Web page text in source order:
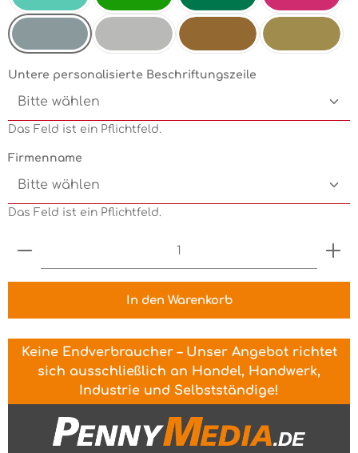
Mint Electricgreen Grün Pink
Untere personalisierte Beschriftungszeile
Das Feld ist ein Pflichtfeld.
Firmenname
Das Feld ist ein Pflichtfeld.
Produkt Anzahl: Gib den gewünschten Wert
In den Warenkorb
Keine Endverbraucher – Unser Angebot richtet
sich ausschließlich an Handel, Handwerk,
Industrie und Selbstständige!